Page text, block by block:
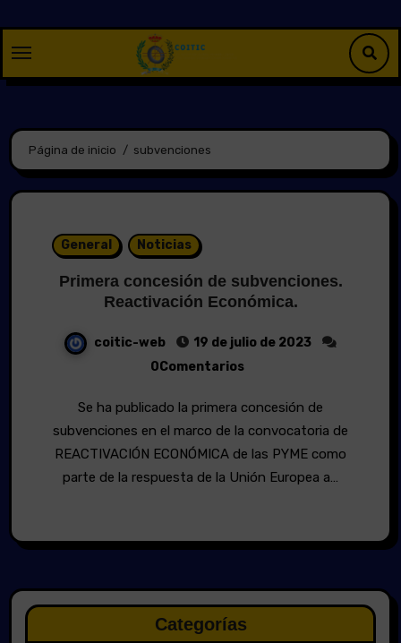
contenido
Página de inicio subvenciones
General Noticias
Primera concesión de subvenciones.
Reactivación Económica.
coitic-web
19 de julio de 2023
0Comentarios
Se ha publicado la primera concesión de
subvenciones en el marco de la convocatoria de
REACTIVACIÓN ECONÓMICA de las PYME como
parte de la respuesta de la Unión Europea a…
Categorías